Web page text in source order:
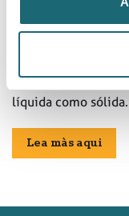
Soluciones
almacenamiento
líquida como sólida.
Lea màs aqui